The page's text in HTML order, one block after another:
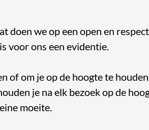
doen we op een open en
voor ons een evidentie.
of om je op de hoogte te
je na elk bezoek op de
moeite.